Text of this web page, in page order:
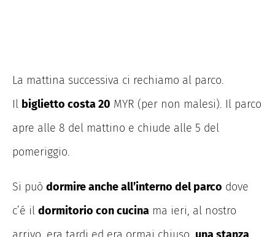
La mattina successiva ci rechiamo al parco.
Il biglietto costa 20 MYR (per non malesi). Il parco
apre alle 8 del mattino e chiude alle 5 del
pomeriggio.
​Si può dormire anche all’interno del parco dove
c’é il dormitorio con cucina ma ieri, al nostro